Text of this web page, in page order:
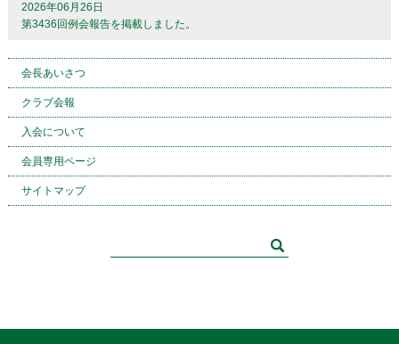
2026年06月26日
第3436回例会報告を掲載しました。
会長あいさつ
クラブ会報
入会について
会員専用ページ
サイトマップ